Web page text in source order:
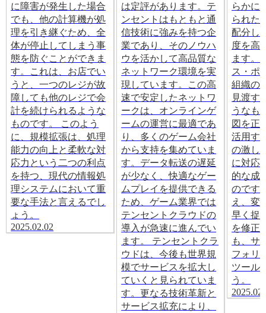
に障害が発生した場合
でも、他の計算機が処
理を引き継ぐため、全
体が停止してしまう事
態を防ぐことができま
す。これは、お店でい
うと、一つのレジが故
障しても他のレジで会
計を続けられるような
ものです。 このよう
に、規模拡張は、処理
能力の向上と柔軟な対
応力という二つの利点
を持つ、現代の情報処
理システムにおいて重
要な手法と言えるでし
ょう。
2025.02.02
は定評があります。テ
ンセントはもともと通
信技術に強みを持つ企
業であり、そのノウハ
ウを活かして高品質な
ネットワーク環境を実
現しています。この高
速で安定したネットワ
ークは、オンラインゲ
ームの運営に最適であ
り、多くのゲーム会社
から支持を集めていま
す。データ転送の遅延
が少なく、快適なゲー
ムプレイを提供できる
ため、ゲーム業界では
テンセントクラウドの
導入が急速に進んでい
ます。 テンセントクラ
ウドは、今後も世界規
模でサービスを拡大し
ていくと見られていま
す。更なる技術革新と
サービス拡充により、
らかに
られた
配分し
度を高
ます。
ス・ポ
組織の
見渡す
うなも
図を正
活用す
の激し
に対応
的な成
のです
え、変
早く捉
を修正
も、サ
フォリ
ツール
う。